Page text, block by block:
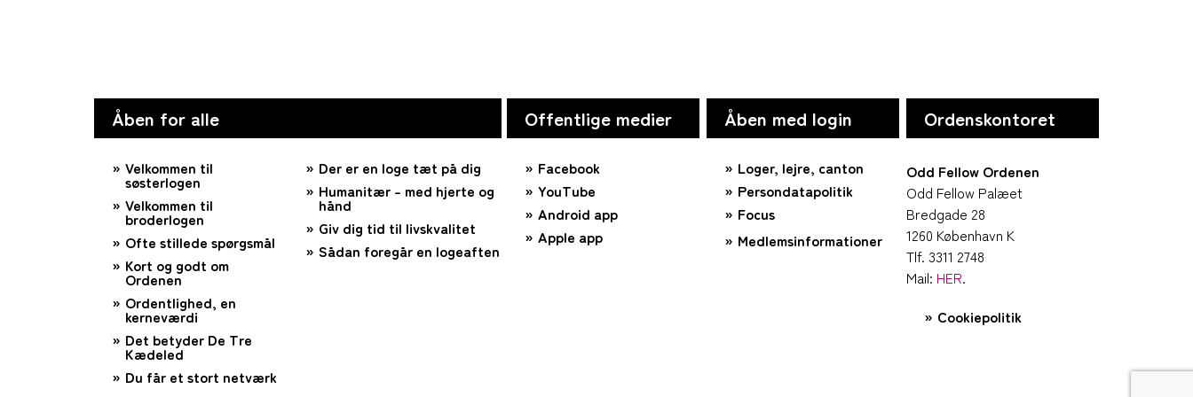
Åben for alle
Velkommen til
søsterlogen
Velkommen til
broderlogen
Ofte stillede spørgsmål
Kort og godt om
Ordenen
Ordentlighed, en
kerneværdi
Det betyder De Tre
Kædeled
Du får et stort netværk
Der er en loge tæt på dig
Humanitær – med hjerte og
hånd
Giv dig tid til livskvalitet
Sådan foregår en logeaften
Offentlige medier
Facebook
YouTube
Android app
Apple app
Åben med login
Loger, lejre, canton
Persondatapolitik
Focus
Medlemsinformationer
Ordenskontoret
Odd Fellow Ordenen
Odd Fellow Palæet
Bredgade 28
1260 København K
Tlf. 3311 2748
Mail: HER.
Cookiepolitik